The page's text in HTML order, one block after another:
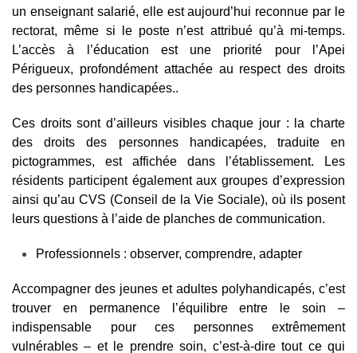
un enseignant salarié, elle est aujourd’hui reconnue par le
rectorat, même si le poste n’est attribué qu’à mi-temps.
L’accès à l’éducation est une priorité pour l’Apei
Périgueux, profondément attachée au respect des droits
des personnes handicapées..
Ces droits sont d’ailleurs visibles chaque jour : la charte
des droits des personnes handicapées, traduite en
pictogrammes, est affichée dans l’établissement. Les
résidents participent également aux groupes d’expression
ainsi qu’au CVS (Conseil de la Vie Sociale), où ils posent
leurs questions à l’aide de planches de communication.
Professionnels : observer, comprendre, adapter
Accompagner des jeunes et adultes polyhandicapés, c’est
trouver en permanence l’équilibre entre le soin –
indispensable pour ces personnes extrêmement
vulnérables – et le prendre soin, c’est-à-dire tout ce qui